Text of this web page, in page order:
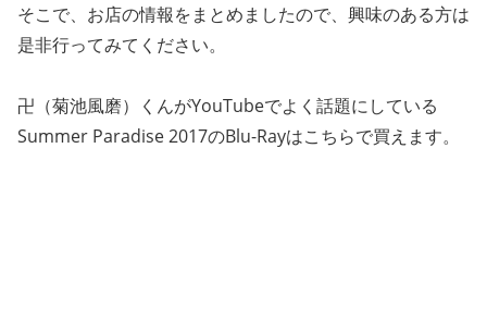
そこで、お店の情報をまとめましたので、興味のある方は
是非行ってみてください。
卍（菊池風磨）くんがYouTubeでよく話題にしている
Summer Paradise 2017のBlu-Rayはこちらで買えます。